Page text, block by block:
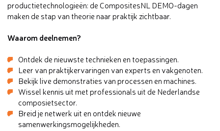
productietechnologieën: de CompositesNL DEMO-dagen
maken de stap van theorie naar praktijk zichtbaar.
Waarom deelnemen?
Ontdek de nieuwste technieken en toepassingen.
Leer van praktijkervaringen van experts en vakgenoten.
Bekijk live demonstraties van processen en machines.
Wissel kennis uit met professionals uit de Nederlandse
composietsector.
Breid je netwerk uit en ontdek nieuwe
samenwerkingsmogelijkheden.